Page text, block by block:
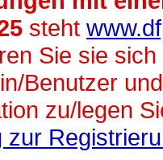
steht
Sie sie
Benutzer
zu/legen
zur